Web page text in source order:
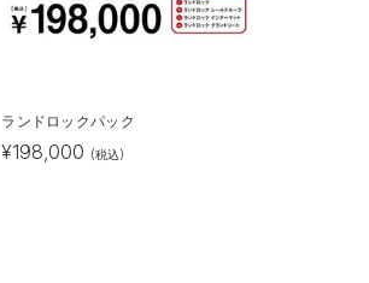
ランドロックパック
¥198,000 (税込)